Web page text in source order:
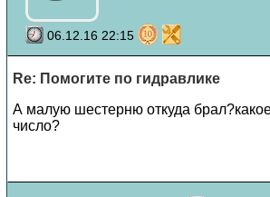
06.12.16 22:15
Re: Помогите по гидравлике
А малую шестерню откуда
число?